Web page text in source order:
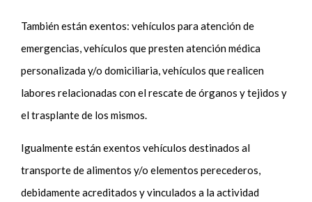
También están exentos: vehículos para atención de
emergencias, vehículos que presten atención médica
personalizada y/o domiciliaria, vehículos que realicen
labores relacionadas con el rescate de órganos y tejidos y
el trasplante de los mismos.
Igualmente están exentos vehículos destinados al
transporte de alimentos y/o elementos perecederos,
debidamente acreditados y vinculados a la actividad